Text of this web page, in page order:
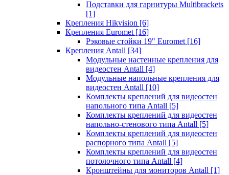
Подставки для гарнитуры Multibrackets
[1]
Крепления Hikvision [6]
Крепления Euromet [16]
Рэковые стойки 19" Euromet [16]
Крепления Antall [34]
Модульные настенные крепления для
видеостен Antall [4]
Модульные напольные крепления для
видеостен Antall [10]
Комплекты креплений для видеостен
напольного типа Antall [5]
Комплекты креплений для видеостен
напольно-стенового типа Antall [5]
Комплекты креплений для видеостен
распорного типа Antall [5]
Комплекты креплений для видеостен
потолочного типа Antall [4]
Кронштейны для мониторов Antall [1]